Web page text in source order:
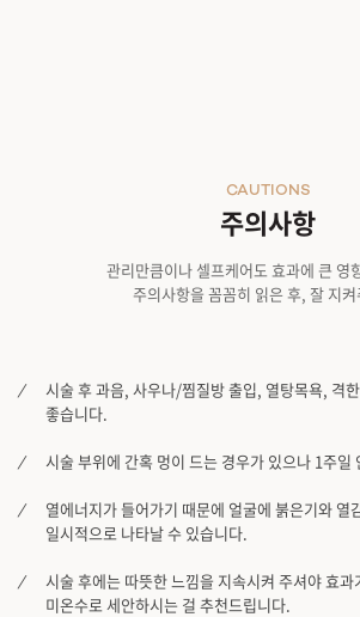
주의사항
CAUTIONS
관리만큼이나 셀프케어도 효과에 큰 영
주의사항을 꼼꼼히 읽은 후, 잘 지켜
시술 후 과음, 사우나/찜질방 출입, 열탕목욕, 격
좋습니다.
시술 부위에 간혹 멍이 드는 경우가 있으나 1주일
열에너지가 들어가기 때문에 얼굴에 붉은기와 열
일시적으로 나타날 수 있습니다.
시술 후에는 따뜻한 느낌을 지속시켜 주셔야 효과
미온수로 세안하시는 걸 추천드립니다.